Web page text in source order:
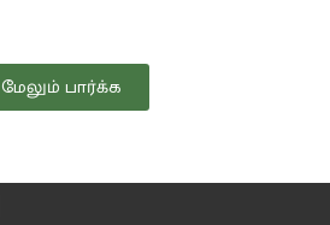
மேலும் பார்க்க